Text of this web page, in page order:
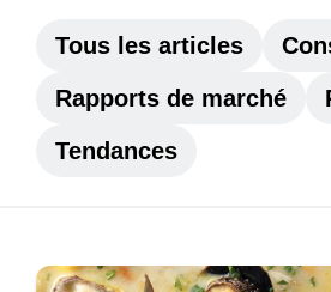
Tous les articles
Rapports de marché
Tendances